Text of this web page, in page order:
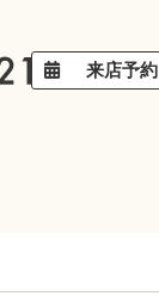
来店予約